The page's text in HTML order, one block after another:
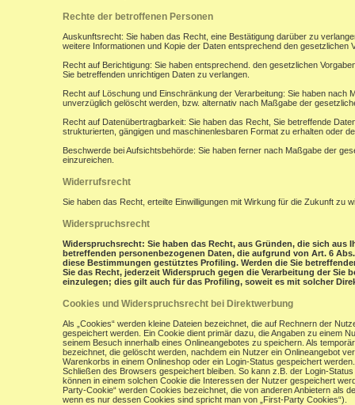
Rechte der betroffenen Personen
Auskunftsrecht: Sie haben das Recht, eine Bestätigung darüber zu
weitere Informationen und Kopie der Daten entsprechend den gesetzlichen
Recht auf Berichtigung: Sie haben entsprechend. den gesetzlichen
Sie betreffenden unrichtigen Daten zu verlangen.
Recht auf Löschung und Einschränkung der Verarbeitung: Sie haben
unverzüglich gelöscht werden, bzw. alternativ nach Maßgabe der
Recht auf Datenübertragbarkeit: Sie haben das Recht, Sie betreffende
strukturierten, gängigen und maschinenlesbaren Format zu erhalten oder
Beschwerde bei Aufsichtsbehörde: Sie haben ferner nach Maßgabe der
einzureichen.
Widerrufsrecht
Sie haben das Recht, erteilte Einwilligungen mit Wirkung für die Zukunft zu
Widerspruchsrecht
Widerspruchsrecht: Sie haben das Recht, aus Gründen, die sich aus
betreffenden personenbezogenen Daten, die aufgrund von Art. 6
diese Bestimmungen gestütztes Profiling. Werden die Sie
Sie das Recht, jederzeit Widerspruch gegen die Verarbeitung der
einzulegen; dies gilt auch für das Profiling, soweit es mit solcher
Cookies und Widerspruchsrecht bei Direktwerbung
Als „Cookies“ werden kleine Dateien bezeichnet, die auf Rechnern der
gespeichert werden. Ein Cookie dient primär dazu, die Angaben zu einem
seinem Besuch innerhalb eines Onlineangebotes zu speichern. Als
bezeichnet, die gelöscht werden, nachdem ein Nutzer ein Onlineangebot
Warenkorbs in einem Onlineshop oder ein Login-Status gespeichert
Schließen des Browsers gespeichert bleiben. So kann z.B. der Login-
können in einem solchen Cookie die Interessen der Nutzer gespeichert
Party-Cookie“ werden Cookies bezeichnet, die von anderen Anbietern als
wenn es nur dessen Cookies sind spricht man von „First-Party Cookies“).